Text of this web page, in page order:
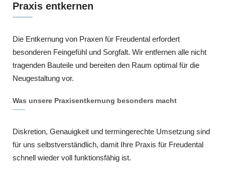
Praxis entkernen
Die Entkernung von Praxen für Freudental erfordert
besonderen Feingefühl und Sorgfalt. Wir entfernen alle nicht
tragenden Bauteile und bereiten den Raum optimal für die
Neugestaltung vor.
Was unsere Praxisentkernung besonders macht
Diskretion, Genauigkeit und termingerechte Umsetzung sind
für uns selbstverständlich, damit Ihre Praxis für Freudental
schnell wieder voll funktionsfähig ist.